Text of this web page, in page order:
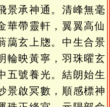
景承神通。清峰無毫
華帶靈軒，翼翼高仙
藹玄上牎。中生合景
輪映黃寧，羽珠曜玄
五號養光。結朗始生
景啟冥數，順感標神